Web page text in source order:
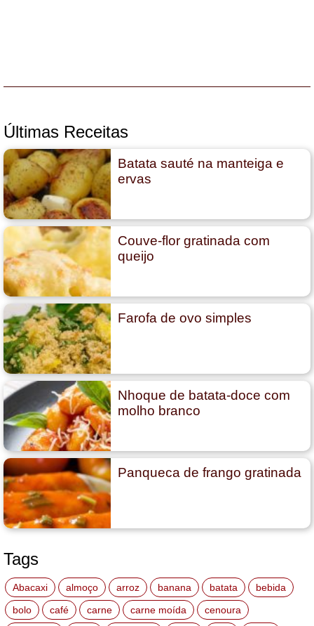
Últimas Receitas
Batata sauté na manteiga e
ervas
Couve-flor gratinada com
queijo
Farofa de ovo simples
Nhoque de batata-doce com
molho branco
Panqueca de frango gratinada
Tags
Abacaxi almoço arroz banana batata
bebida
bolo
café carne carne moída
cenoura